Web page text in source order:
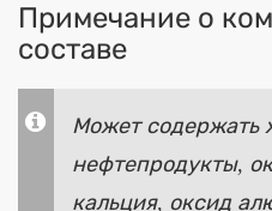
Примечание о
составе
Может содержать
нефтепродукты,
кальция, оксид